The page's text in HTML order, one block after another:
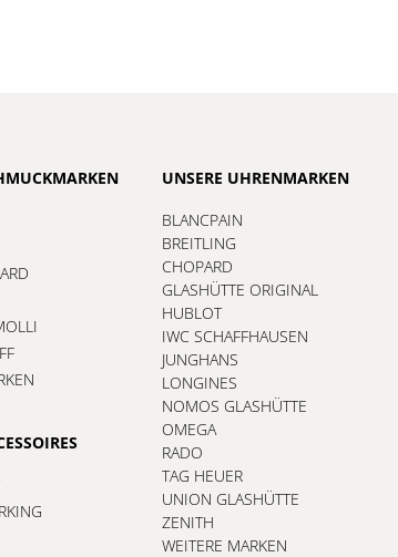
UNSERE UHRENMARKEN
BLANCPAIN
BREITLING
CHOPARD
GLASHÜTTE ORIGINAL
HUBLOT
IWC SCHAFFHAUSEN
JUNGHANS
LONGINES
NOMOS GLASHÜTTE
OMEGA
RADO
TAG HEUER
UNION GLASHÜTTE
ZENITH
WEITERE MARKEN